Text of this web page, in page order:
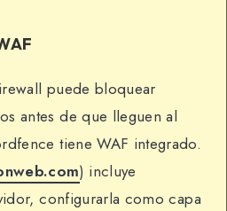
puede bloquear
antes de que lleguen al
tiene WAF integrado.
) incluye
configurarla como capa